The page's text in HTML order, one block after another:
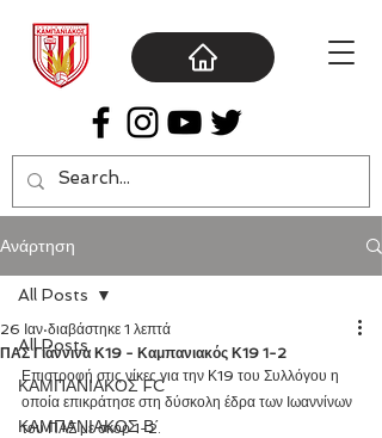
Ανάρτηση
All Posts
ΚΑΜΠΑΝΙΑΚΟΣ FC
ΚΑΜΠΑΝΙΑΚΟΣ Β΄
All Posts
ΠΑΣ Γιάννινα Κ19 - Καμπανιακός Κ19 1-2
26 Ιαν διαβάστηκε 1 λεπτά
Επιστροφή στις νίκες για την Κ19 του Συλλόγου η
οποία επικράτησε στη δύσκολη έδρα των Ιωαννίνων
του ΠΑΣ με σκορ 1-2.